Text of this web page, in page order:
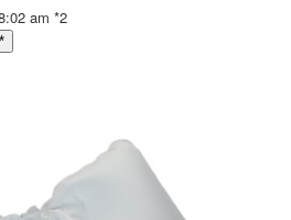
am *2
*